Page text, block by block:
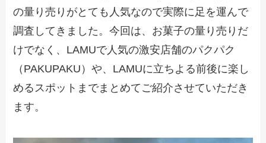
の量り売りがとても人気なので実際に足を運んで
調査してきました。今回は、お菓子の量り売りだ
けでなく、LAMUで人気の激安店舗のパクパク
（PAKUPAKU）や、LAMUに立ちよる前後に楽し
めるスポットまでまとめてご紹介させていただき
ます。